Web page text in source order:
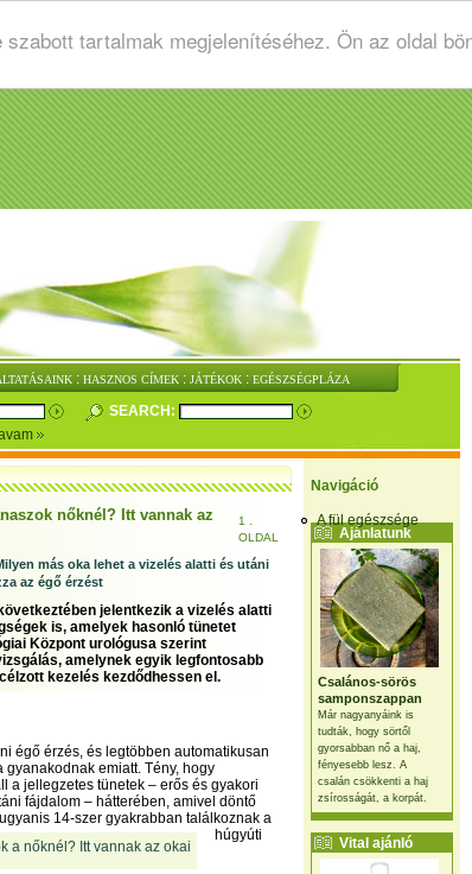
tartalmak megjelenítéséhez. Ön az oldal
: HASZNOS CÍMEK : JÁTÉKOK : EGÉSZSÉGPLÁZA
SEARCH:
Navigáció
A fül egészsége
Ajánlatunk
Csalános-sörös
samponszappan
Már nagyanyáink is
tudták, hogy sörtől
gyorsabban nő a haj,
fényesebb lesz. A
csalán csökkenti a haj
zsírosságát, a korpát.
Vital ajánló
nőknél? Itt vannak az
1 .
OLDAL
más oka lehet a vizelés alatti és utáni
az égő érzést
jelentkezik a vizelés alatti
is, amelyek hasonló tünetet
Központ urológusa szerint
amelynek egyik legfontosabb
kezelés kezdődhessen el.
égő érzés, és legtöbben automatikusan
gyanakodnak emiatt. Tény, hogy
a jellegzetes tünetek – erős és gyakori
fájdalom – hátterében, amivel döntő
14-szer gyakrabban találkoznak a
húgyúti